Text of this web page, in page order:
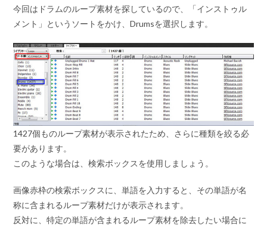
今回はドラムのループ素材を探しているので、「インストゥル
メント」というソートをかけ、Drumsを選択します。
1427個ものループ素材が表示されたため、さらに種類を絞る必
要があります。
このような場合は、検索ボックスを使用しましょう。
画像赤枠の検索ボックスに、単語を入力すると、その単語が名
称に含まれるループ素材だけが表示されます。
反対に、特定の単語が含まれるループ素材を除去したい場合に